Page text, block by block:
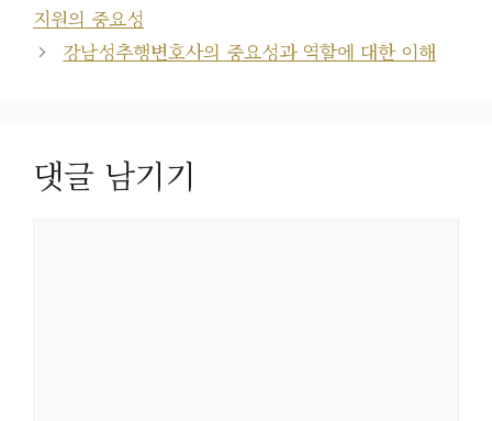
지원의 중요성
강남성추행변호사의 중요성과 역할에 대한 이해
댓글 남기기